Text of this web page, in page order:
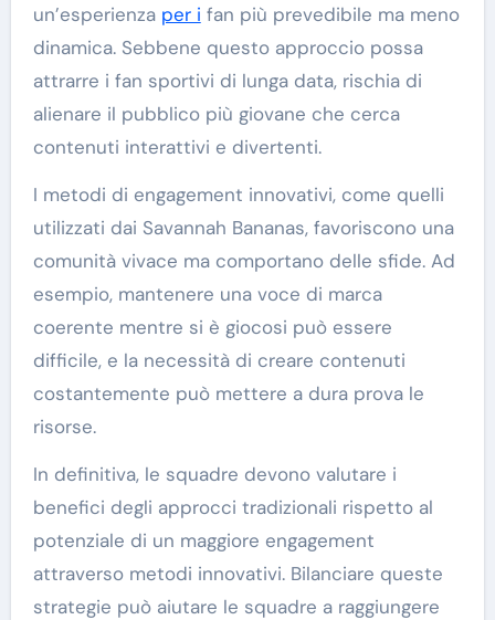
un’esperienza per i fan più prevedibile ma meno
dinamica. Sebbene questo approccio possa
attrarre i fan sportivi di lunga data, rischia di
alienare il pubblico più giovane che cerca
contenuti interattivi e divertenti.
I metodi di engagement innovativi, come quelli
utilizzati dai Savannah Bananas, favoriscono una
comunità vivace ma comportano delle sfide. Ad
esempio, mantenere una voce di marca
coerente mentre si è giocosi può essere
difficile, e la necessità di creare contenuti
costantemente può mettere a dura prova le
risorse.
In definitiva, le squadre devono valutare i
benefici degli approcci tradizionali rispetto al
potenziale di un maggiore engagement
attraverso metodi innovativi. Bilanciare queste
strategie può aiutare le squadre a raggiungere